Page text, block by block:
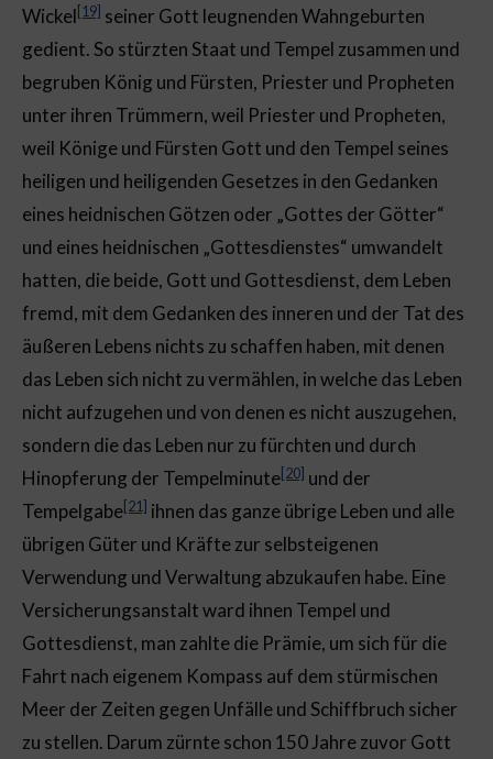
Wickel[19] seiner Gott leugnenden Wahngeburten
gedient. So stürzten Staat und Tempel zusammen und
begruben König und Fürsten, Priester und Propheten
unter ihren Trümmern, weil Priester und Propheten,
weil Könige und Fürsten Gott und den Tempel seines
heiligen und heiligenden Gesetzes in den Gedanken
eines heidnischen Götzen oder „Gottes der Götter“
und eines heidnischen „Gottesdienstes“ umwandelt
hatten, die beide, Gott und Gottesdienst, dem Leben
fremd, mit dem Gedanken des inneren und der Tat des
äußeren Lebens nichts zu schaffen haben, mit denen
das Leben sich nicht zu vermählen, in welche das Leben
nicht aufzugehen und von denen es nicht auszugehen,
sondern die das Leben nur zu fürchten und durch
Hinopferung der Tempelminute[20] und der
Tempelgabe[21] ihnen das ganze übrige Leben und alle
übrigen Güter und Kräfte zur selbsteigenen
Verwendung und Verwaltung abzukaufen habe. Eine
Versicherungsanstalt ward ihnen Tempel und
Gottesdienst, man zahlte die Prämie, um sich für die
Fahrt nach eigenem Kompass auf dem stürmischen
Meer der Zeiten gegen Unfälle und Schiffbruch sicher
zu stellen. Darum zürnte schon 150 Jahre zuvor Gott